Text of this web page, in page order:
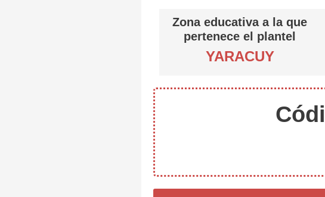
Zona educativa a la que
pertenece el plantel
YARACUY